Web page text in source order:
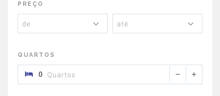
PREÇO
de até
QUARTOS
Quartos